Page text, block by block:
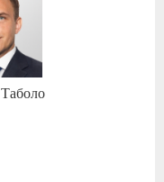
Таболо